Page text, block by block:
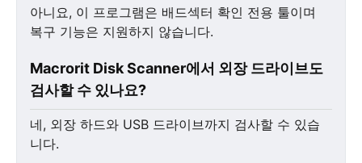
아니요, 이 프로그램은 배드섹터 확인 전용 툴이며
복구 기능은 지원하지 않습니다.
Macrorit Disk Scanner에서 외장 드라이브도
검사할 수 있나요?
네, 외장 하드와 USB 드라이브까지 검사할 수 있습
니다.